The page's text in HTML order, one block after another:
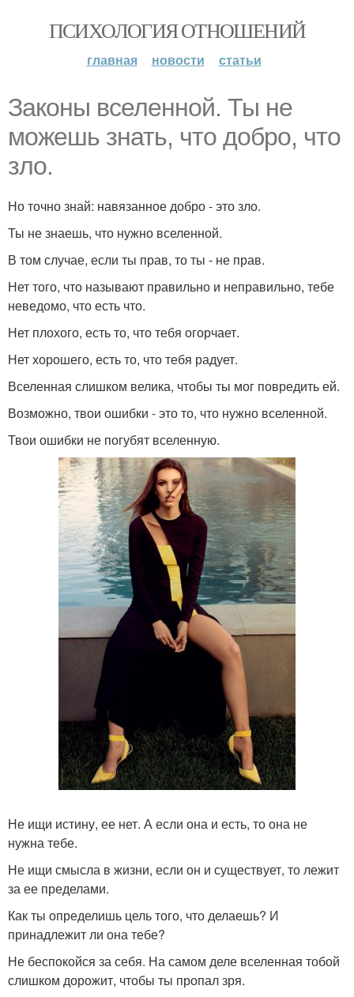
ПСИХОЛОГИЯ ОТНОШЕНИЙ
главная новости статьи
Законы вселенной. Ты не
можешь знать, что добро, что
зло.
Но точно знай: навязанное добро - это зло.
Ты не знаешь, что нужно вселенной.
В том случае, если ты прав, то ты - не прав.
Нет того, что называют правильно и неправильно, тебе
неведомо, что есть что.
Нет плохого, есть то, что тебя огорчает.
Нет хорошего, есть то, что тебя радует.
Вселенная слишком велика, чтобы ты мог повредить ей.
Возможно, твои ошибки - это то, что нужно вселенной.
Твои ошибки не погубят вселенную.
Не ищи истину, ее нет. А если она и есть, то она не
нужна тебе.
Не ищи смысла в жизни, если он и существует, то лежит
за ее пределами.
Как ты определишь цель того, что делаешь? И
принадлежит ли она тебе?
Не беспокойся за себя. На самом деле вселенная тобой
слишком дорожит, чтобы ты пропал зря.